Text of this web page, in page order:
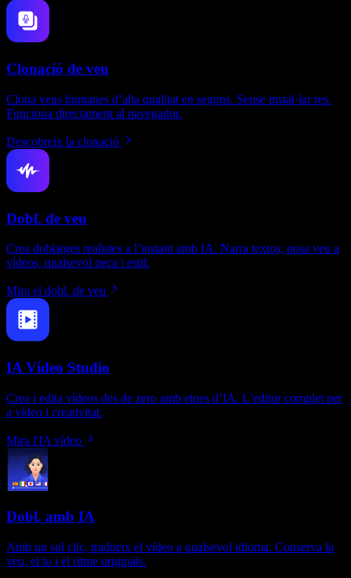
Clonació de veu
Clona veus humanes d’alta qualitat en segons. Sense instal·lar res.
Funciona directament al navegador.
Descobreix la clonació
Dobl. de veu
Crea doblatges realistes a l’instant amb IA. Narra textos, posa veu a
vídeos, qualsevol peça i estil.
Mira el dobl. de veu
IA Vídeo Studio
Crea i edita vídeos des de zero amb eines d’IA. L’editor complet per
a vídeo i creativitat.
Mira l'IA vídeo
Dobl. amb IA
Amb un sol clic, tradueix el vídeo a qualsevol idioma. Conserva la
veu, el to i el ritme originals.